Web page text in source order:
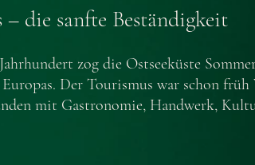
– die sanfte Beständigkeit
zog die Ostseeküste
Europas. Der Tourismus war schon
mit Gastronomie, Handwerk,